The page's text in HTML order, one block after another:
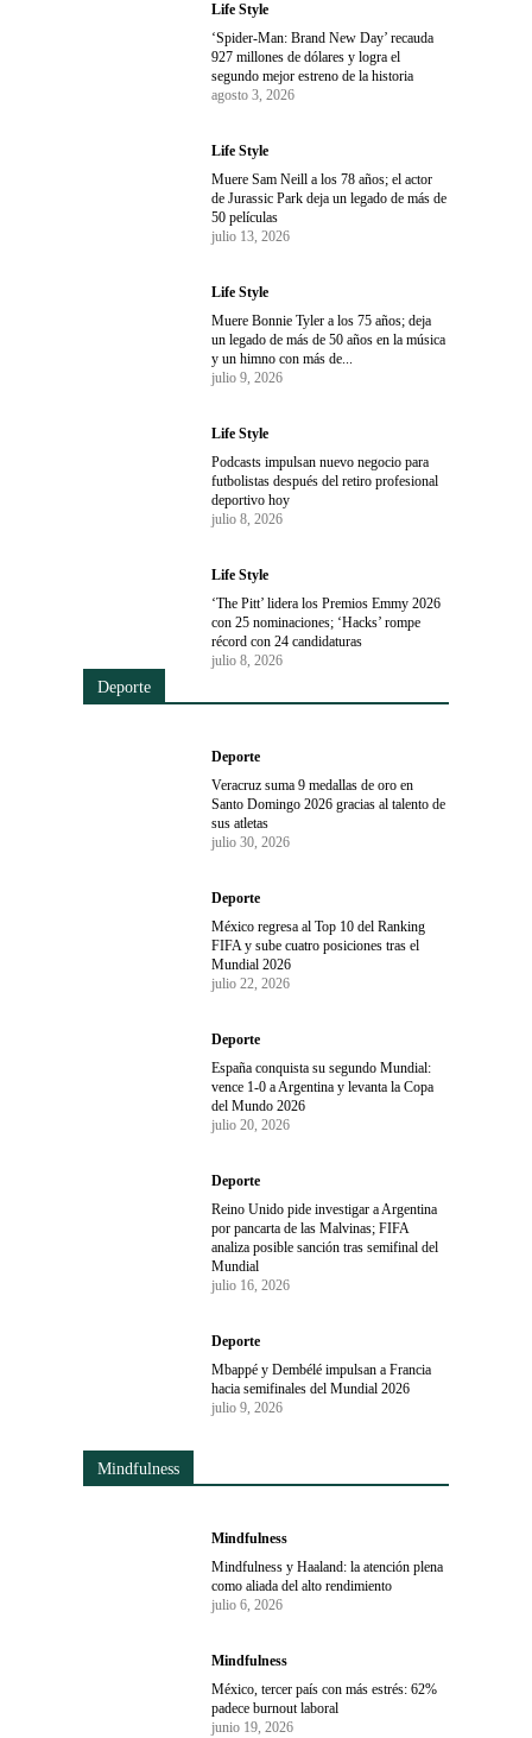
Life Style
‘Spider-Man: Brand New Day’ recauda
927 millones de dólares y logra el
segundo mejor estreno de la historia
agosto 3, 2026
Life Style
Muere Sam Neill a los 78 años; el actor
de Jurassic Park deja un legado de más de
50 películas
julio 13, 2026
Life Style
Muere Bonnie Tyler a los 75 años; deja
un legado de más de 50 años en la música
y un himno con más de...
julio 9, 2026
Life Style
Podcasts impulsan nuevo negocio para
futbolistas después del retiro profesional
deportivo hoy
julio 8, 2026
Life Style
‘The Pitt’ lidera los Premios Emmy 2026
con 25 nominaciones; ‘Hacks’ rompe
récord con 24 candidaturas
julio 8, 2026
Deporte
Deporte
Veracruz suma 9 medallas de oro en
Santo Domingo 2026 gracias al talento de
sus atletas
julio 30, 2026
Deporte
México regresa al Top 10 del Ranking
FIFA y sube cuatro posiciones tras el
Mundial 2026
julio 22, 2026
Deporte
España conquista su segundo Mundial:
vence 1-0 a Argentina y levanta la Copa
del Mundo 2026
julio 20, 2026
Deporte
Reino Unido pide investigar a Argentina
por pancarta de las Malvinas; FIFA
analiza posible sanción tras semifinal del
Mundial
julio 16, 2026
Deporte
Mbappé y Dembélé impulsan a Francia
hacia semifinales del Mundial 2026
julio 9, 2026
Mindfulness
Mindfulness
Mindfulness y Haaland: la atención plena
como aliada del alto rendimiento
julio 6, 2026
Mindfulness
México, tercer país con más estrés: 62%
padece burnout laboral
junio 19, 2026